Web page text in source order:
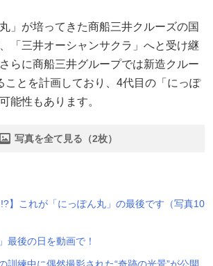
」が培ってきた商船三井クルーズの国
「三井オーシャンサクラ」へと受け継
らに商船三井グループでは新造クルー
ことを計画しており、4代目の「にっぽ
能性もあります。
写真を全て見る（2枚）
!?】これが「にっぽん丸」の最後です（写真10
最後の日を動画で！
訓練中に偶然撮影された“奇跡の光景”が公開